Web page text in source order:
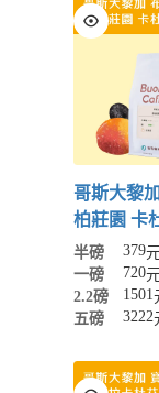
哥斯大黎
柏莊園 卡
半磅 379
一磅
720
2.2磅
1501
五磅
3222